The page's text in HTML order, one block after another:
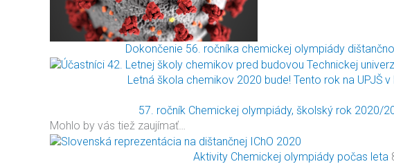
Dokončenie 56. ročníka chemickej olympiády
Letná škola chemikov 2020 bude! Tento rok na UPJŠ
57. ročník Chemickej olympiády, školský rok 2020/
Mohlo by vás tiež zaujímať…
Aktivity Chemickej olympiády počas leta